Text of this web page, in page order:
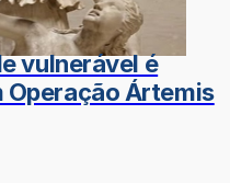
vulnerável é
Operação Ártemis